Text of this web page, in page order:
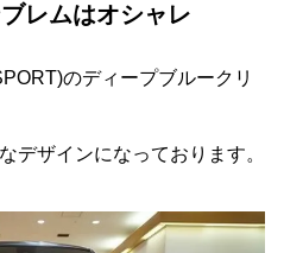
レムはオシャレ
のディープブルークリ
デザインになっております。